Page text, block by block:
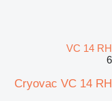
VC 14 RH
6
Cryovac VC 14 RH